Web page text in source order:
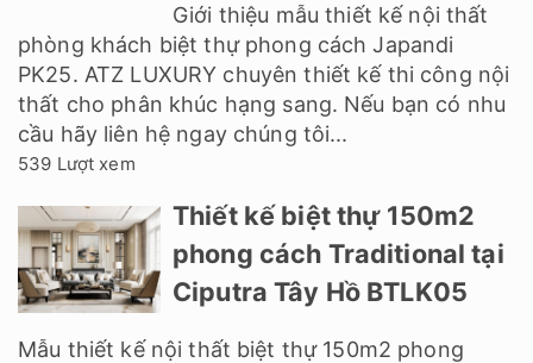
Giới thiệu mẫu thiết kế nội thất
phòng khách biệt thự phong cách Japandi
PK25. ATZ LUXURY chuyên thiết kế thi công nội
thất cho phân khúc hạng sang. Nếu bạn có nhu
cầu hãy liên hệ ngay chúng tôi...
539 Lượt xem
Thiết kế biệt thự 150m2
phong cách Traditional tại
Ciputra Tây Hồ BTLK05
Mẫu thiết kế nội thất biệt thự 150m2 phong